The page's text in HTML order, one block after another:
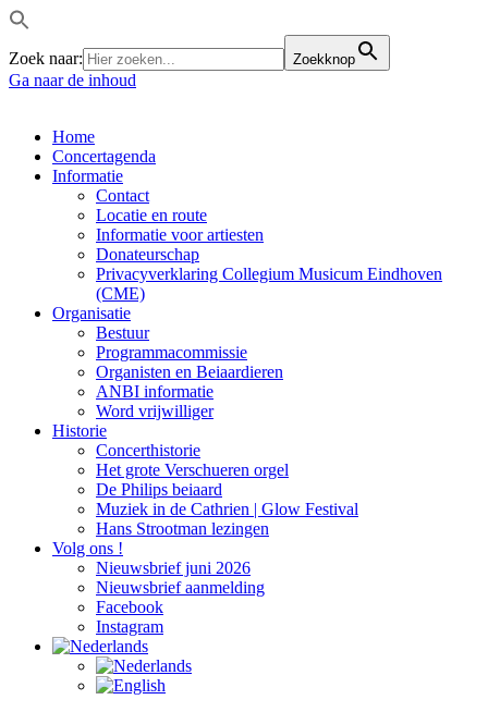
Zoek naar: Zoekknop
Ga naar de inhoud
Home
Concertagenda
Informatie
Contact
Locatie en route
Informatie voor artiesten
Donateurschap
Privacyverklaring Collegium Musicum Eindhoven
(CME)
Organisatie
Bestuur
Programmacommissie
Organisten en Beiaardieren
ANBI informatie
Word vrijwilliger
Historie
Concerthistorie
Het grote Verschueren orgel
De Philips beiaard
Muziek in de Cathrien | Glow Festival
Hans Strootman lezingen
Volg ons !
Nieuwsbrief juni 2026
Nieuwsbrief aanmelding
Facebook
Instagram